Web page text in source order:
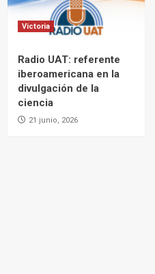
Victoria
Radio UAT: referente
iberoamericana en la
divulgación de la
ciencia
21 junio, 2026